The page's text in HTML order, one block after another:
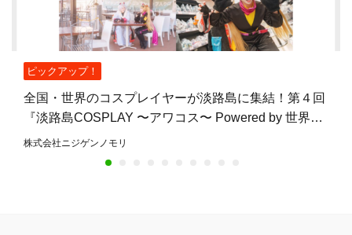
ピックアップ！
全国・世界のコスプレイヤーが淡路島に集結！第４回
『淡路島COSPLAY 〜アワコス〜 Powered by 世界コ
スプレサミット』10月12日（月・祝）開催
株式会社ニジゲンノモリ